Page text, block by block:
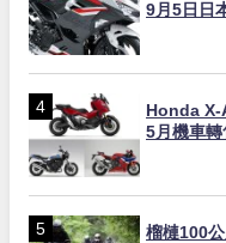
9月5日日
Honda X-
5月機車
榴槤100